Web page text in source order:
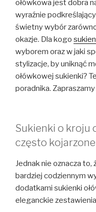
ołówkowa jest dobra
wyraźnie
świetny wybór
okazje. Dla kogo
wyborem oraz w jaki
stylizacje, by uniknąć
ołówkowej sukienki?
poradnika.
Sukienki o kroju
często
Jednak nie oznacza
bardziej codziennym
dodatkami sukienki
eleganckie